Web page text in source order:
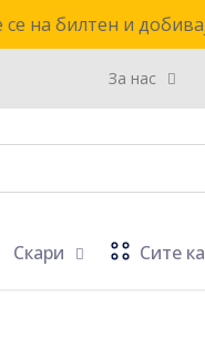
се на билтен и
За нас
Скари Сите